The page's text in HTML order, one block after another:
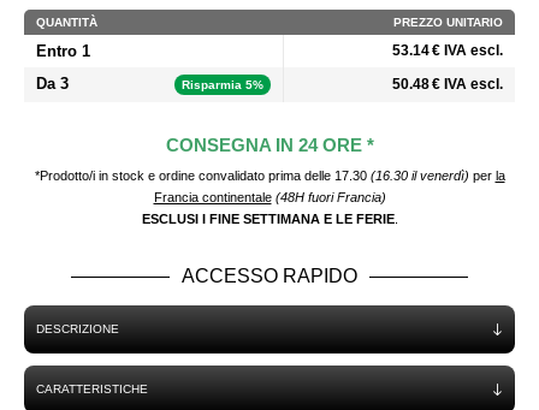
QUANTITÀ PREZZO UNITARIO
Entro 1 53.14 € IVA escl.
Da 3 Risparmia 5% 50.48 € IVA escl.
CONSEGNA IN 24 ORE *
*Prodotto/i in stock e ordine convalidato prima delle 17.30 (16.30 il venerdì) per la
Francia continentale (48H fuori Francia)
ESCLUSI I FINE SETTIMANA E LE FERIE.
ACCESSO RAPIDO
DESCRIZIONE
CARATTERISTICHE